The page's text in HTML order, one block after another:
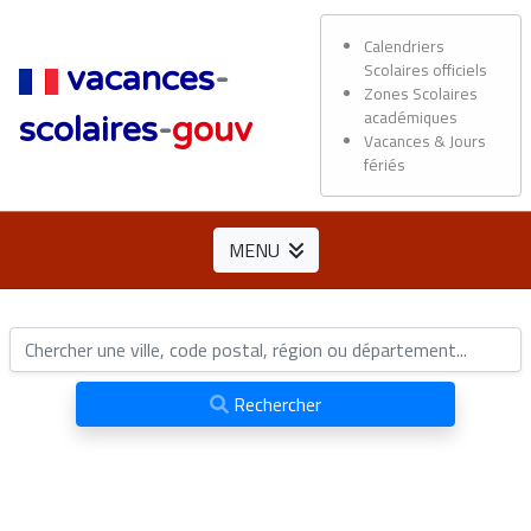
vacances-
scolaires-gouv
Calendriers
Scolaires officiels
Zones Scolaires
académiques
Vacances & Jours
fériés
MENU
Rechercher